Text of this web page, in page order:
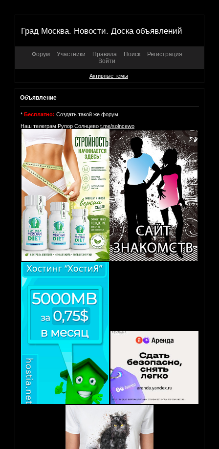
Град Москва. Новости. Доска объявлений
Форум Участники Правила Поиск
Регистрация
Войти
Активные темы
Объявление
* Бесплатно: Создать такой же форум
Наш телеграм Рупор Солнцево t.me/solncewo